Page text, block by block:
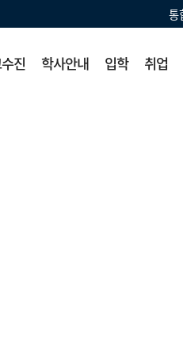
통
진 학사안내 입학 취업